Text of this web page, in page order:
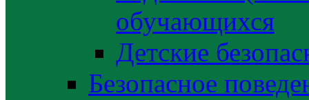
обучающихся
Детские
Безопасное